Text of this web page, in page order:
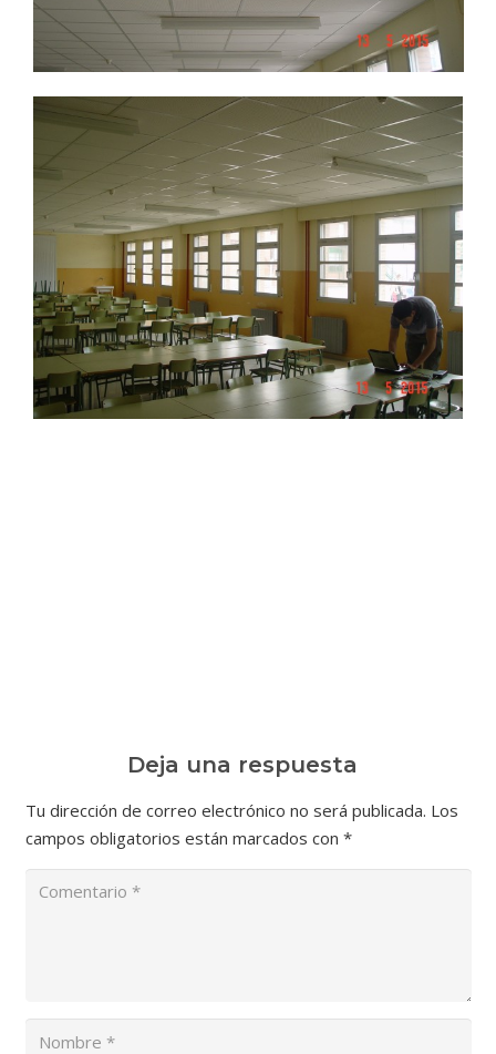
Deja una respuesta
Tu dirección de correo electrónico no será publicada. Los
campos obligatorios están marcados con *